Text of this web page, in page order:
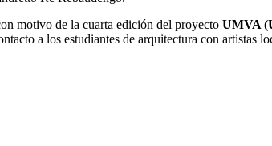
motivo de la cuarta edición del proyecto UMVA
a los estudiantes de arquitectura con artistas